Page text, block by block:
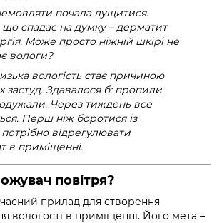
почала лущитися.
спадає на думку – дерматит
Може просто ніжній шкірі не
вологи?
вологість стає причиною
застуд. Здавалося б: пропили
одужали. Через тиждень все
Перш ніж боротися із
відрегулювати
в приміщенні.
повітря?
прилад для створення
вологості в приміщенні. Його мета –